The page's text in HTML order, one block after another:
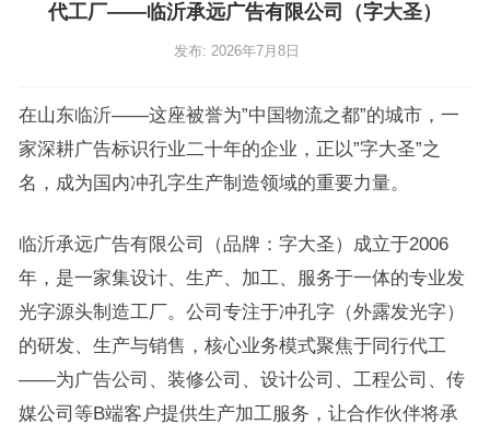
代工厂——临沂承远广告有限公司（字大圣）
发布: 2026年7月8日
在山东临沂——这座被誉为”中国物流之都”的城市，一
家深耕广告标识行业二十年的企业，正以”字大圣”之
名，成为国内冲孔字生产制造领域的重要力量。
临沂承远广告有限公司（品牌：字大圣）成立于2006
年，是一家集设计、生产、加工、服务于一体的专业发
光字源头制造工厂。公司专注于冲孔字（外露发光字）
的研发、生产与销售，核心业务模式聚焦于同行代工
——为广告公司、装修公司、设计公司、工程公司、传
媒公司等B端客户提供生产加工服务，让合作伙伴将承